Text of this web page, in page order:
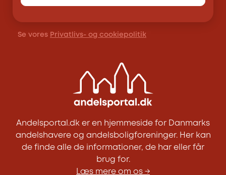
Se vores Privatlivs- og cookiepolitik
Andelsportal.dk er en hjemmeside for Danmarks
andelshavere og andelsboligforeninger. Her kan
de finde alle de informationer, de har eller får
brug for.
Læs mere om os →